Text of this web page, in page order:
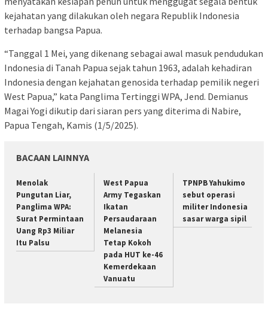
kejahatan yang dilakukan oleh negara Republik Indonesia
terhadap bangsa Papua.
“Tanggal 1 Mei, yang dikenang sebagai awal masuk pendudukan
Indonesia di Tanah Papua sejak tahun 1963, adalah kehadiran
Indonesia dengan kejahatan genosida terhadap pemilik negeri
West Papua,” kata Panglima Tertinggi WPA, Jend. Demianus
Magai Yogi dikutip dari siaran pers yang diterima di Nabire,
Papua Tengah, Kamis (1/5/2025).
BACAAN LAINNYA
Menolak
Pungutan Liar,
Panglima WPA:
Surat Permintaan
Uang Rp3 Miliar
Itu Palsu
West Papua
Army Tegaskan
Ikatan
Persaudaraan
Melanesia
Tetap Kokoh
pada HUT ke-46
Kemerdekaan
Vanuatu
TPNPB Yahukimo
sebut operasi
militer Indonesia
sasar warga sipil